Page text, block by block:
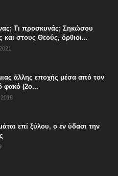
Τι προσκυνάς; Σηκώσου
και στους Θεούς, όρθιοι...
άλλης εποχής μέσα από τον
φακό (2ο...
επί ξύλου, ο εν ύδασι την